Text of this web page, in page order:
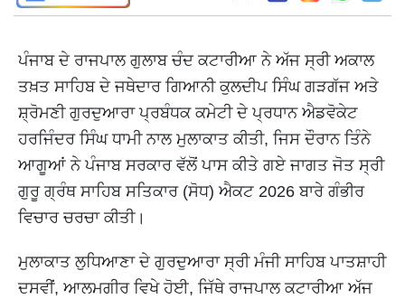
ਪੰਜਾਬ ਦੇ ਰਾਜਪਾਲ ਗੁਲਾਬ ਚੰਦ ਕਟਾਰੀਆ ਨੇ ਅੱਜ ਸ੍ਰੀ ਅਕਾਲ
ਤਖ਼ਤ ਸਾਹਿਬ ਦੇ ਜਥੇਦਾਰ ਗਿਆਨੀ ਕੁਲਦੀਪ ਸਿੰਘ ਗੜਗੱਜ ਅਤੇ
ਸ਼੍ਰੋਮਣੀ ਗੁਰਦੁਆਰਾ ਪ੍ਰਬੰਧਕ ਕਮੇਟੀ ਦੇ ਪ੍ਰਧਾਨ ਐਡਵੋਕੇਟ
ਹਰਜਿੰਦਰ ਸਿੰਘ ਧਾਮੀ ਨਾਲ ਮੁਲਾਕਾਤ ਕੀਤੀ, ਜਿਸ ਦੌਰਾਨ ਤਿੰਨੇ
ਆਗੂਆਂ ਨੇ ਪੰਜਾਬ ਸਰਕਾਰ ਵੱਲੋਂ ਪਾਸ ਕੀਤੇ ਗਏ ਜਾਗਤ ਜੋਤ ਸ੍ਰੀ
ਗੁਰੂ ਗ੍ਰੰਥ ਸਾਹਿਬ ਸਤਿਕਾਰ (ਸੋਧ) ਐਕਟ 2026 ਬਾਰੇ ਗੰਭੀਰ
ਵਿਚਾਰ ਚਰਚਾ ਕੀਤੀ।
ਮੁਲਾਕਾਤ ਲੁਧਿਆਣਾ ਦੇ ਗੁਰਦੁਆਰਾ ਸ੍ਰੀ ਮੰਜੀ ਸਾਹਿਬ ਪਾਤਸ਼ਾਹੀ
ਦਸਵੀਂ, ਆਲਮਗੀਰ ਵਿਖੇ ਹੋਈ, ਜਿੱਥੇ ਰਾਜਪਾਲ ਕਟਾਰੀਆ ਅੱਜ